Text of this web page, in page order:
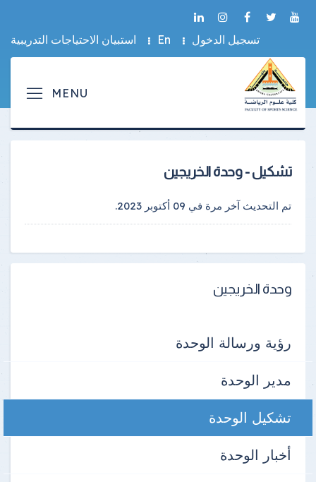
تسجيل الدخول En استبيان الاحتياجات التدريبية
تشكيل - وحدة الخريجين
تم التحديث آخر مرة في 09 أكتوبر 2023 .
وحدة الخريجين
رؤية ورسالة الوحدة
مدير الوحدة
تشكيل الوحدة
أخبار الوحدة